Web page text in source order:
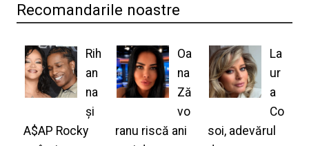
Recomandarile noastre
Rih
an
na
și
A$AP Rocky
Oa
na
Ză
vo
ranu riscă ani
La
ur
a
Co
soi, adevărul